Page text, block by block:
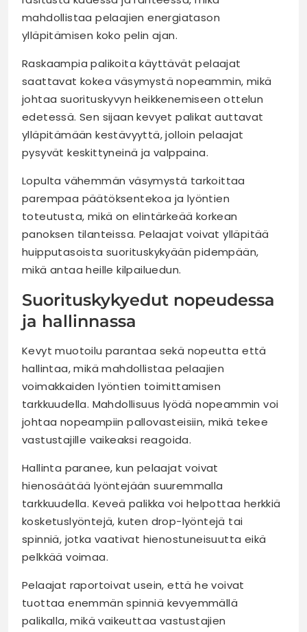
mahdollistaa pelaajien energiatason
ylläpitämisen koko pelin ajan.
Raskaampia palikoita käyttävät pelaajat
saattavat kokea väsymystä nopeammin, mikä
johtaa suorituskyvyn heikkenemiseen ottelun
edetessä. Sen sijaan kevyet palikat auttavat
ylläpitämään kestävyyttä, jolloin pelaajat
pysyvät keskittyneinä ja valppaina.
Lopulta vähemmän väsymystä tarkoittaa
parempaa päätöksentekoa ja lyöntien
toteutusta, mikä on elintärkeää korkean
panoksen tilanteissa. Pelaajat voivat ylläpitää
huipputasoista suorituskykyään pidempään,
mikä antaa heille kilpailuedun.
Suorituskykyedut nopeudessa
ja hallinnassa
Kevyt muotoilu parantaa sekä nopeutta että
hallintaa, mikä mahdollistaa pelaajien
voimakkaiden lyöntien toimittamisen
tarkkuudella. Mahdollisuus lyödä nopeammin voi
johtaa nopeampiin pallovasteisiin, mikä tekee
vastustajille vaikeaksi reagoida.
Hallinta paranee, kun pelaajat voivat
hienosäätää lyöntejään suuremmalla
tarkkuudella. Keveä palikka voi helpottaa herkkiä
kosketuslyöntejä, kuten drop-lyöntejä tai
spinniä, jotka vaativat hienostuneisuutta eikä
pelkkää voimaa.
Pelaajat raportoivat usein, että he voivat
tuottaa enemmän spinniä kevyemmällä
palikalla, mikä vaikeuttaa vastustajien